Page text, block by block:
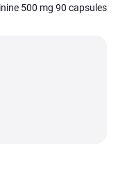
500 mg 90 capsules